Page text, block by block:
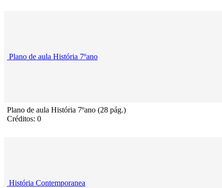
Plano de aula História 7ºano
Plano de aula História 7ºano (28 pág.)
Créditos: 0
História Contemporanea